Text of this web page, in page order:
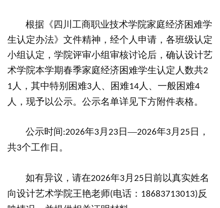
根据《四川工商职业技术学院家庭经济困难学
生认定办法》文件精神，经个人申请，各班级认定
小组认定， 学院评审小组审核讨论后，确认设计艺
术学院本学期春季家庭经济困难学生认定 人数共2
1 人 ， 其中特别困难3 人 、 困难14 人 、 一般困难4
人，现予以公示。公示名单详见下方附件表格。
公示时间 :2026年3 月 23 日—2026年3 月 25 日，
共3个工作日。
如有异议 ， 请在2026年3 月 25 日前以真实姓名
向设计艺术学院王艳老师(电话： 18683713013)反